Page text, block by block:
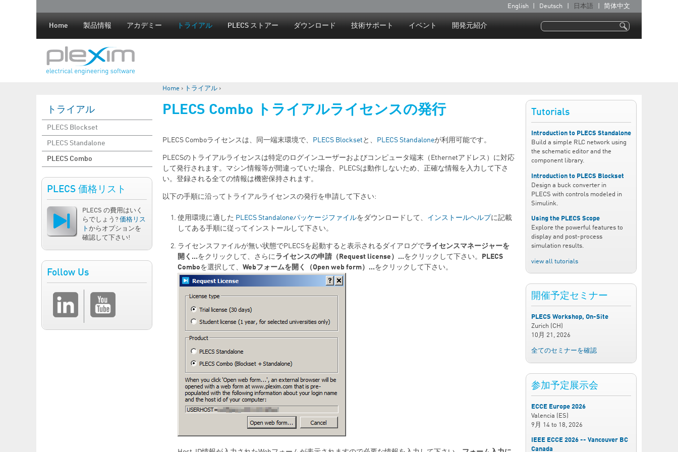
言
English Deutsch 日本語 简体中文
Home 製品情報 アカデミー トライアル PLECS ストアー ダウンロード 技術サポート イベント 開発元紹介
検索フォーム
検索
現在地
Home › トライアル ›
トライアル
PLECS Blockset
PLECS Standalone
PLECS Combo
PLECS Combo トライアルライセンスの発行
PLECS Comboライセンスは、同一端末環境で、 PLECS Blockset と、 PLECS Standaloneが利用可能です。
PLECSのトライアルライセンスは特定のログインユーザーおよびコンピュータ端末（Ethernetアドレス）に対応
して発行されます。マシン情報等が間違っていた場合、PLECSは動作しないため、正確な情報を入力して下さ
い。登録される全ての情報は機密保持されます。
以下の手順に沿ってトライアルライセンスの発行を申請して下さい:
使用環境に適した PLECS Standaloneパッケージファイルをダウンロードして、 インストールヘルプ に記載
してある手順に従ってインストールして下さい。
ライセンスファイルが無い状態でPLECSを起動すると表示されるダイアログでライセンスマネージャーを
開く...をクリックして、さらにライセンスの申請（Request license）...をクリックして下さい。
PLECS
Comboを選択して、 Webフォームを開く（Open web form）...をクリックして下さい。
PLECS 価格リスト
PLECS の費用はいく
らでしょう? 価格リス
ト からオプションを
確認して下さい!
Follow Us
Tutorials
Introduction to PLECS Standalone
Build a simple RLC network using
the schematic editor and the
component library.
Introduction to PLECS Blockset
Design a buck converter in
PLECS with controls modeled in
Simulink.
Using the PLECS Scope
Explore the powerful features to
display and post-process
simulation results.
view all tutorials
開催予定セミナー
PLECS Workshop, On-Site
Zurich (CH)
10月 21, 2026
全てのセミナーを確認
参加予定展示会
ECCE Europe 2026
Valencia (ES)
9月 14 to 18, 2026
IEEE ECCE 2026 -- Vancouver BC
Canada